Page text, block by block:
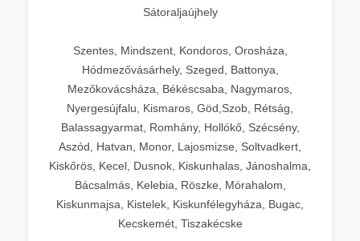
Sátoraljaújhely
Szentes, Mindszent, Kondoros, Orosháza,
Hódmezővásárhely, Szeged, Battonya,
Mezőkovácsháza, Békéscsaba, Nagymaros,
Nyergesújfalu, Kismaros, Göd,Szob, Rétság,
Balassagyarmat, Romhány, Hollókő, Szécsény,
Aszód, Hatvan, Monor, Lajosmizse, Soltvadkert,
Kiskőrös, Kecel, Dusnok, Kiskunhalas, Jánoshalma,
Bácsalmás, Kelebia, Röszke, Mórahalom,
Kiskunmajsa, Kistelek, Kiskunfélegyháza, Bugac,
Kecskemét, Tiszakécske